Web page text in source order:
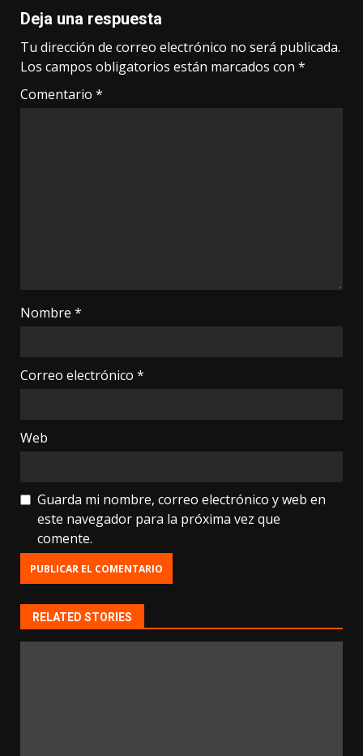
Deja una respuesta
Tu dirección de correo electrónico no será publicada.
Los campos obligatorios están marcados con *
Comentario *
Nombre *
Correo electrónico *
Web
Guarda mi nombre, correo electrónico y web en
este navegador para la próxima vez que
comente.
RELATED STORIES